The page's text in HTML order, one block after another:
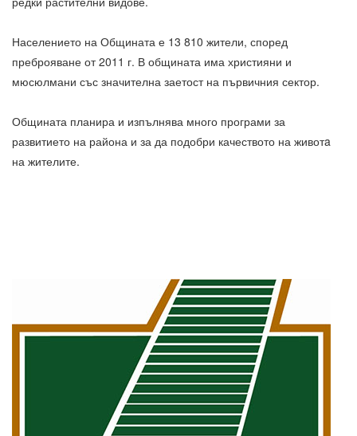
Населението на Общината е 13 810 жители, според
преброяване от 2011 г. В общината има християни и
мюсюлмани със значителна заетост на първичния сектор.
Общината планира и изпълнява много програми за
развитието на района и за да подобри качеството на животa
на жителите.